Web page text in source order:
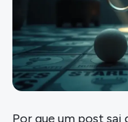
Por que um post